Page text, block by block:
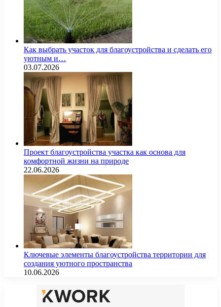
Как выбрать участок для благоустройства и сделать его
уютным и…
03.07.2026
Проект благоустройства участка как основа для
комфортной жизни на природе
22.06.2026
Ключевые элементы благоустройства территории для
создания уютного пространства
10.06.2026